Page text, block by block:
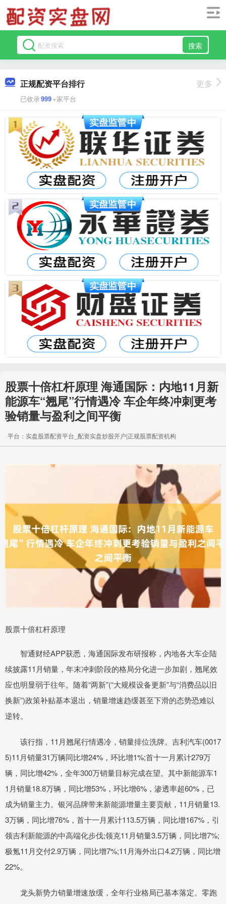
搜索
正规配资平台排行
已收录999+家平台
更多
股票十倍杠杆原理 海通国际：内地11月新
能源车“翘尾”行情遇冷 车企年终冲刺更考
验销量与盈利之间平衡
平台：实盘股票配资平台_配资实盘炒股开户|正规股票配资机构
股票十倍杠杆原理
智通财经APP获悉，海通国际发布研报称，内地各大车企陆
续披露11月销量，年末冲刺阶段的格局分化进一步加剧，翘尾效
应也明显弱于往年。随着“两新”(“大规模设备更新”与“消费品以旧
换新”)政策补贴基本退出，销量增速趋缓甚至下滑的态势恐难以
逆转。
该行指，11月翘尾行情遇冷，销量排位洗牌。吉利汽车(0017
5)11月销量31万辆同比增24%，环比增1%;首十一月累计279万
辆，同比增42%，全年300万销量目标完成在望。其中新能源车1
1月销量18.8万辆，同比增53%，环比增6%，渗透率超60%，已
成为销量主力。银河品牌带来新能源增量主要贡献，11月销量13.
3万辆，同比增76%，首十一月累计113.5万辆，同比增167%，引
领吉利新能源的中高端化步伐;领克11月销量3.5万辆，同比增7%;
极氪11月交付2.9万辆，同比增7%;11月海外出口4.2万辆，同比增
22%。
龙头新势力销量增速放缓，全年行业格局已基本落定。零跑